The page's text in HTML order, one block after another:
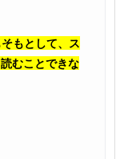
もとして、ス
むことできな